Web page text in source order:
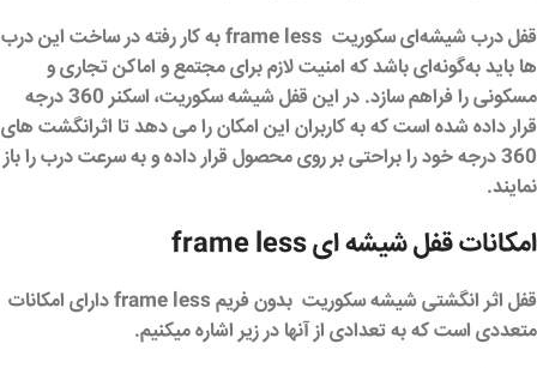
قفل درب شیشه‌ای سکوریت frame less
به کار رفته در ساخت این درب
ها باید به‌گونه‌ای باشد که امنیت لازم برای مجتمع و اماکن تجاری و
مسکونی را فراهم سازد. در اینقفل شیشه سکوریت
، اسکنر 360 درجه
قرار داده شده است که به کاربران این امکان را می دهد تا اثرانگشت های
360 درجه خود را براحتی بر روی محصول قرار داده و به سرعت درب را باز
نمایند.
امکانات قفل شیشه ای frame less
قفل اثر انگشتی شیشه سکوریت بدون فریم frame less دارای امکانات
متعددی است که به تعدادی از آنها در زیر اشاره میکنیم.